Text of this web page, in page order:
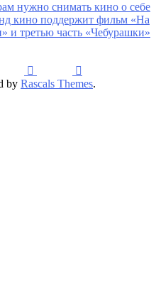
нужно снимать кино о себе
кино поддержит фильм «На
и третью часть «Чебурашки»
by Rascals Themes.